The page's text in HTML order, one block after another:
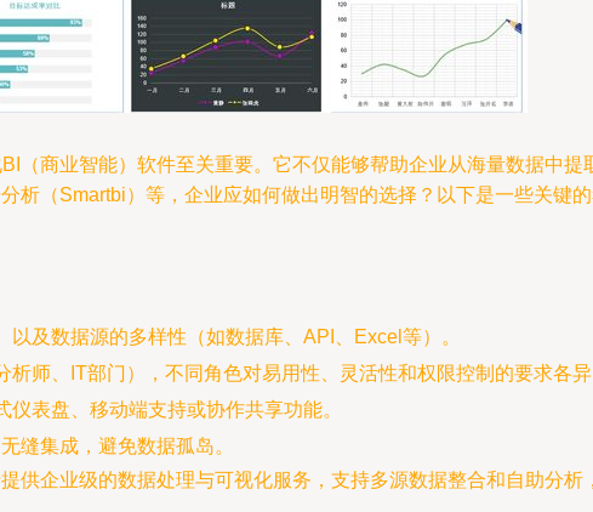
（商业智能）软件至关重要。它不仅能够帮助企业从海量数据中
析（Smartbi）等，企业应如何做出明智的选择？以下是一些关键的
以及数据源的多样性（如数据库、API、Excel等）。
师、IT部门），不同角色对易用性、灵活性和权限控制的要求各异
表盘、移动端支持或协作共享功能。
缝集成，避免数据孤岛。
供企业级的数据处理与可视化服务，支持多源数据整合和自助分析